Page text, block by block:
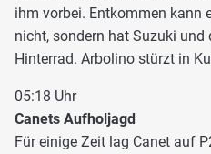
ihm vorbei. Entkommen kann
nicht, sondern hat Suzuki und
Hinterrad. Arbolino stürzt in
05:18 Uhr
Canets Aufholjagd
Für einige Zeit lag Canet auf